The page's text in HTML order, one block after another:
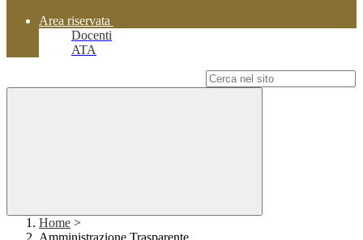
Area riservata
Docenti
ATA
Home >